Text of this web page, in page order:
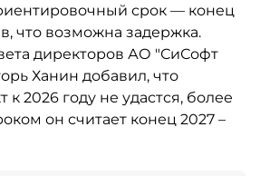
срок — конец
что возможна задержка.
директоров АО "СиСофт
Ханин добавил, что
к 2026 году не удастся, более
он считает конец 2027 –